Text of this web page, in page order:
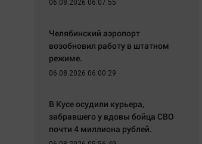
06.08.2026 06:07:55
Челябинский аэропорт
возобновил работу в штатном
режиме.
06.08.2026 06:00:29
В Кусе осудили курьера,
забравшего у вдовы бойца СВО
почти 4 миллиона рублей.